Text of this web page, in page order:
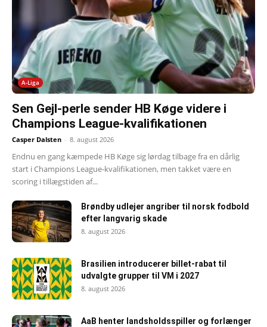
A-Liga
Sen Gejl-perle sender HB Køge videre i
Champions League-kvalifikationen
Casper Dalsten - 8. august 2026
Endnu en gang kæmpede HB Køge sig lørdag tilbage fra en dårlig
start i Champions League-kvalifikationen, men takket være en
scoring i tillægstiden af...
Brøndby udlejer angriber til norsk fodbold
efter langvarig skade
8. august 2026
Brasilien introducerer billet-rabat til
udvalgte grupper til VM i 2027
8. august 2026
AaB henter landsholdsspiller og forlænger